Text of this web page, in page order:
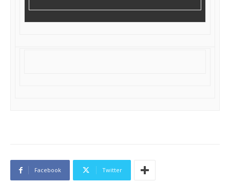
Facebook Twitter